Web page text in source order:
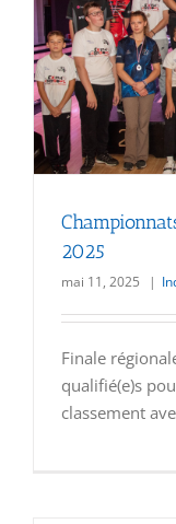
2025
mai 11, 2025 |
Finale
qualifié(e)s
classement